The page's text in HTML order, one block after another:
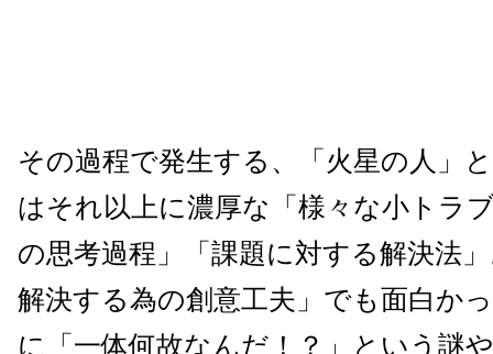
その過程で発生する、「火星の人」
はそれ以上に濃厚な「様々な小トラ
の思考過程」「課題に対する解決法
解決する為の創意工夫」でも面白か
に「一体何故なんだ！？」という謎